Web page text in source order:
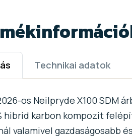
Technikai adatok
os Neilpryde X100 SDM
hibrid karbon kompozit
valamivel gazdaságosabb